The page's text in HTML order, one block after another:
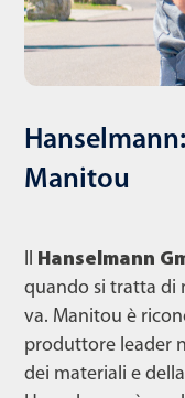
Manitou
Il Hanselmann
quando si tratta di
va. Manitou è
produttore leader
dei materiali e